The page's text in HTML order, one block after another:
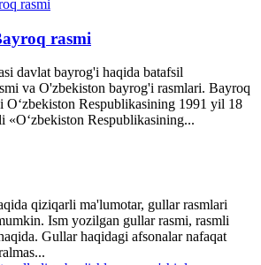
rasmi
davlat bayrog'i haqida batafsil
va O'zbekiston bayrog'i rasmlari. Bayroq
O‘zbekiston Respublikasining 1991 yil 18
Respublikasining...
qiziqarli ma'lumotar, gullar rasmlari
Ism yozilgan gullar rasmi, rasmli
Gullar haqidagi afsonalar nafaqat